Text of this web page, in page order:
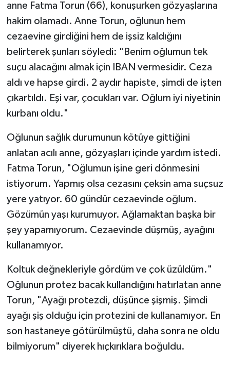
anne Fatma Torun (66), konuşurken gözyaşlarına
hakim olamadı. Anne Torun, oğlunun hem
cezaevine girdiğini hem de işsiz kaldığını
belirterek şunları söyledi: "Benim oğlumun tek
suçu alacağını almak için IBAN vermesidir. Ceza
aldı ve hapse girdi. 2 aydır hapiste, şimdi de işten
çıkartıldı. Eşi var, çocukları var. Oğlum iyi niyetinin
kurbanı oldu."
Oğlunun sağlık durumunun kötüye gittiğini
anlatan acılı anne, gözyaşları içinde yardım istedi.
Fatma Torun, "Oğlumun işine geri dönmesini
istiyorum. Yapmış olsa cezasını çeksin ama suçsuz
yere yatıyor. 60 gündür cezaevinde oğlum.
Gözümün yaşı kurumuyor. Ağlamaktan başka bir
şey yapamıyorum. Cezaevinde düşmüş, ayağını
kullanamıyor.
Koltuk değnekleriyle gördüm ve çok üzüldüm."
Oğlunun protez bacak kullandığını hatırlatan anne
Torun, "Ayağı protezdi, düşünce şişmiş. Şimdi
ayağı şiş olduğu için protezini de kullanamıyor. En
son hastaneye götürülmüştü, daha sonra ne oldu
bilmiyorum" diyerek hıçkırıklara boğuldu.